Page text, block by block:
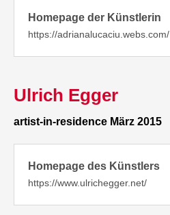
Homepage der Künstlerin
https://adrianalucaciu.webs.com/
Ulrich Egger
artist-in-residence März 2015
Homepage des Künstlers
https://www.ulrichegger.net/